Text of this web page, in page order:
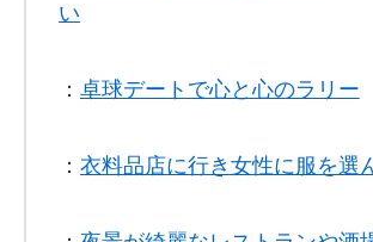
い
： 卓球デートで心と心のラリー
： 衣料品店に行き女性に服を選